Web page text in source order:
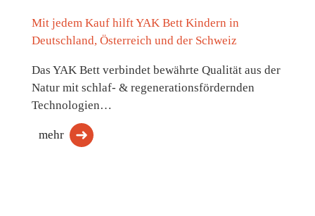
Mit jedem Kauf hilft YAK Bett Kindern in
Deutschland, Österreich und der Schweiz
Das YAK Bett verbindet bewährte Qualität aus der
Natur mit schlaf- & regenerationsfördernden
Technologien…
mehr